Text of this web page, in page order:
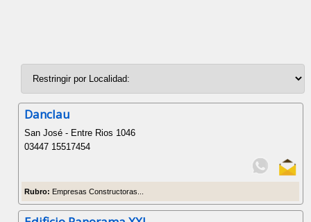
Danclau
San José - Entre Rios 1046
03447 15517454
Rubro: Empresas Constructoras...